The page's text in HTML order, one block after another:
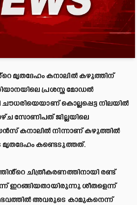
മൃതദേഹം കനാലിൽ കഴുത്തിന്
പ്രശസ്ത മോഡൽ
ചൗധരിയെയാണ് കൊല്ലപ്പെട്ട നിലയിൽ
സോണിപത് ജില്ലയിലെ
കനാലിൽ നിന്നാണ് കഴുത്തിൽ
മൃതദേഹം കണ്ടെടുത്തത്.
ചിത്രീകരണത്തിനായി രണ്ട്
ഇറങ്ങിയതായിരുന്നു ശീതളെന്ന്
അവരുടെ കാമുകനെന്ന്